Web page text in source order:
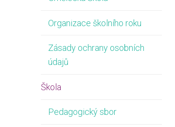
Organizace školního roku
Zásady ochrany osobních
údajů
Škola
Pedagogický sbor